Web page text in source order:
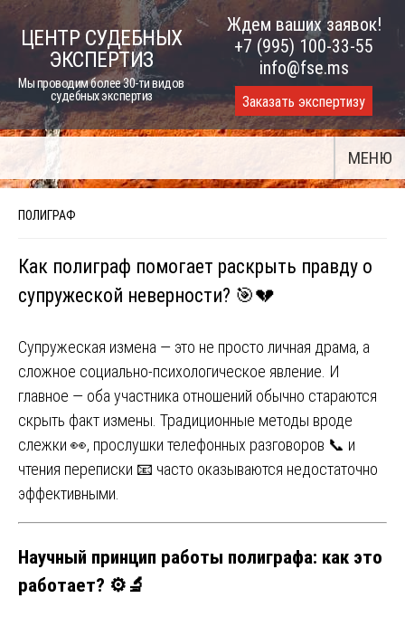
Skip
ЦЕНТР СУДЕБНЫХ
ЭКСПЕРТИЗ
Мы проводим более 30-ти видов
судебных экспертиз
Ждем ваших заявок!
+7 (995) 100-33-55
info@fse.ms
Заказать экспертизу
МЕНЮ
ПОЛИГРАФ
Как полиграф помогает раскрыть правду о
супружеской неверности? 🎯💔
Супружеская измена — это не просто личная драма, а
сложное социально-психологическое явление. И
главное — оба участника отношений обычно стараются
скрыть факт измены. Традиционные методы вроде
слежки 👀, прослушки телефонных разговоров 📞 и
чтения переписки 📧 часто оказываются недостаточно
эффективными.
Научный принцип работы полиграфа: как это
работает? ⚙️🔬